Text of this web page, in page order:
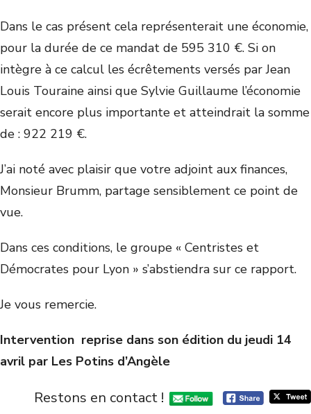
Dans le cas présent cela représenterait une économie,
pour la durée de ce mandat de 595 310 €. Si on
intègre à ce calcul les écrêtements versés par Jean
Louis Touraine ainsi que Sylvie Guillaume l’économie
serait encore plus importante et atteindrait la somme
de : 922 219 €.
J’ai noté avec plaisir que votre adjoint aux finances,
Monsieur Brumm, partage sensiblement ce point de
vue.
Dans ces conditions, le groupe « Centristes et
Démocrates pour Lyon » s’abstiendra sur ce rapport.
Je vous remercie.
Intervention reprise dans son édition du jeudi 14
avril par Les Potins d’Angèle
Restons en contact !